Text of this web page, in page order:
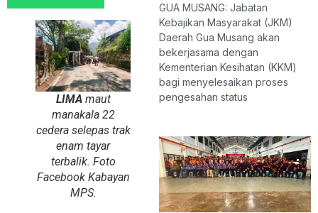
LIMAmaut
manakala 22
cedera selepas trak
enam tayar
terbalik. Foto
Facebook Kabayan
MPS.
GUA MUSANG: Jabatan
Kebajikan Masyarakat (JKM)
Daerah Gua Musang akan
bekerjasama dengan
Kementerian Kesihatan (KKM)
bagi menyelesaikan proses
pengesahan status